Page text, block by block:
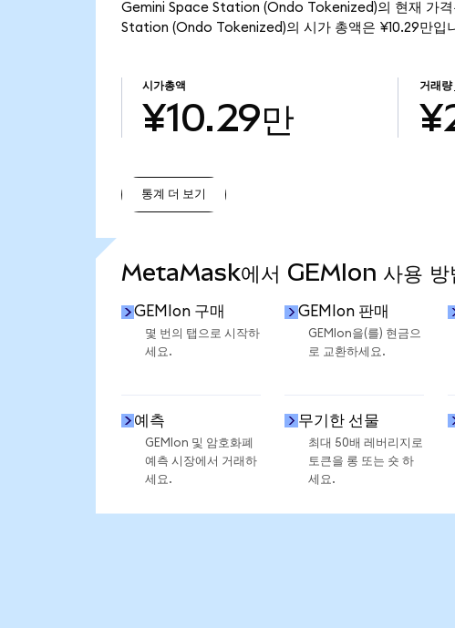
Gemini Space Station (Ondo Tokenized)의 현재 가
Station (Ondo Tokenized)의 시가 총액은 ¥10.29만입
시가총액
¥10.29만
거래량
통계 더 보기
MetaMask에서 GEMIon 사용 방
GEMIon 구매
몇 번의 탭으로 시작하
세요.
GEMIon 판매
GEMIon을(를) 현금으
로 교환하세요.
예측
GEMIon 및 암호화폐
예측 시장에서 거래하
세요.
무기한 선물
최대 50배 레버리지로
토큰을 롱 또는 숏 하
세요.